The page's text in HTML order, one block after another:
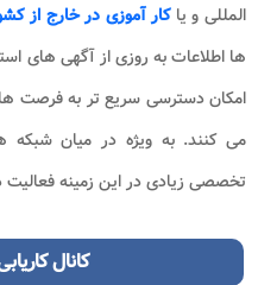
المللی و یاکار آموزی در خارج از
ها اطلاعات به روزی از آگهی های
امکان دسترسی سریع تر به فرصت
می کنند. به ویژه در میان شبکه
تخصصی زیادی در این زمینه فعالیت
کانال